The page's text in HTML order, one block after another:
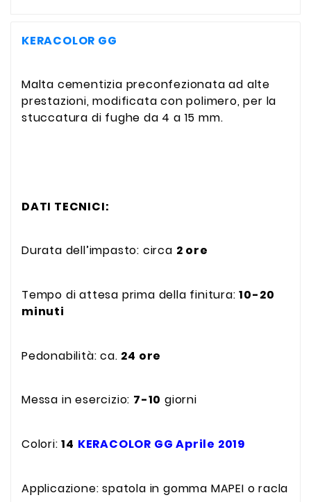
KERACOLOR GG
Malta cementizia preconfezionata ad alte
prestazioni, modificata con polimero, per la
stuccatura di fughe da 4 a 15 mm.
DATI TECNICI:
Durata dell’impasto: circa 2 ore
Tempo di attesa prima della finitura:10-20
minuti
Pedonabilità: ca. 24 ore
Messa in esercizio: 7-10 giorni
Colori:14 KERACOLOR GG Aprile 2019
Applicazione: spatola in gomma MAPEI o racla